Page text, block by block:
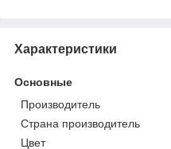
Характеристики
Основные
Производитель
Страна производитель
Цвет